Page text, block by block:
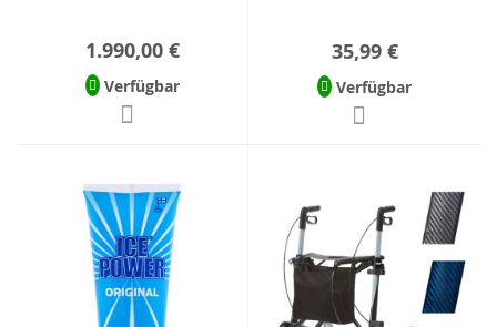
1.990,00 €
Verfügbar
35,99 €
Verfügbar